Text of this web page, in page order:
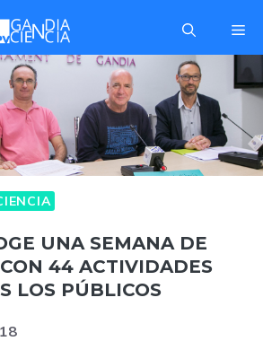
UNA SEMANA DE
44 ACTIVIDADES
LOS PÚBLICOS